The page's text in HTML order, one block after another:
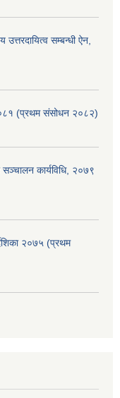
उत्तरदायित्व सम्बन्धी ऐन,
(प्रथम संसोधन २०८२)
सञ्चालन कार्यविधि, २०७९
२०७५ (प्रथम